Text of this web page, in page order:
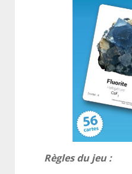
Règles du jeu :